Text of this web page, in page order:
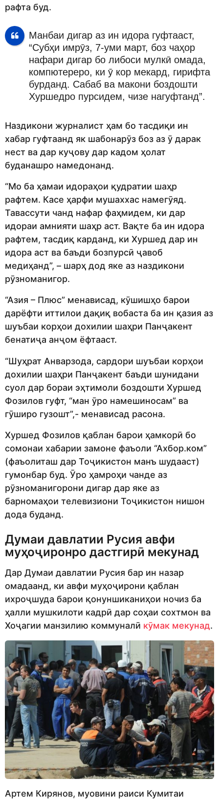
рафта буд.
Манбаи дигар аз ин идора гуфтааст,
“Субҳи имрӯз, 7-уми март, боз чаҳор
нафари дигар бо либоси мулкӣ омада,
компютереро, ки ӯ кор мекард, гирифта
бурданд. Сабаб ва макони боздошти
Хуршедро пурсидем, чизе нагуфтанд”.
Наздикони журналист ҳам бо тасдиқи ин
хабар гуфтаанд як шабонарӯз боз аз ӯ дарак
нест ва дар куҷову дар кадом ҳолат
буданашро намедонанд.
“Мо ба ҳамаи идораҳои қудратии шаҳр
рафтем. Касе ҳарфи мушаххас намегӯяд.
Тавассути чанд нафар фаҳмидем, ки дар
идораи амнияти шаҳр аст. Вақте ба ин идора
рафтем, тасдиқ карданд, ки Хуршед дар ин
идора аст ва баъди бозпурсӣ ҷавоб
медиҳанд”, – шарҳ дод яке аз наздикони
рӯзноманигор.
“Азия – Плюс” менависад, кӯшишҳо барои
дарёфти иттилои дақиқ вобаста ба ин қазия аз
шуъбаи корҳои дохилии шаҳри Панҷакент
бенатиҷа анҷом ёфтааст.
“Шуҳрат Анварзода, сардори шуъбаи корҳои
дохилии шаҳри Панҷакент баъди шунидани
суол дар бораи эҳтимоли боздошти Хуршед
Фозилов гуфт, “ман ӯро намешиносам” ва
гӯширо гузошт”,- менависад расона.
Хуршед Фозилов қаблан барои ҳамкорӣ бо
сомонаи хабарии замоне фаъоли “Ахбор.ком”
(фаъолиташ дар Тоҷикистон манъ шудааст)
гумонбар буд. Ӯро ҳамроҳи чанде аз
рӯзноманигорони дигар дар яке аз
барномаҳои телевизиони Тоҷикистон нишон
дода буданд.
Думаи давлатии Русия авфи
муҳоҷиронро дастгирӣ мекунад
Дар Думаи давлатии Русия бар ин назар
омадаанд, ки авфи муҳоҷирони қаблан
ихроҷшуда барои қонуншиканиҳои ночиз ба
ҳалли мушкилоти кадрӣ дар соҳаи сохтмон ва
Хоҷагии манзилию коммуналӣ кӯмак мекунад.
Артем Кирянов, муовини раиси Кумитаи